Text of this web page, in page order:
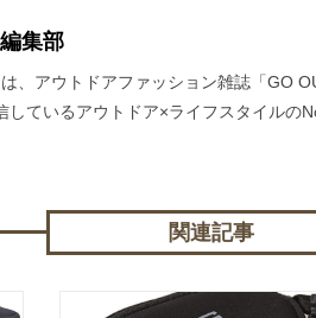
集部
は、アウトドアファッション雑誌「GO
しているアウトドア×ライフスタイルの
関連記事